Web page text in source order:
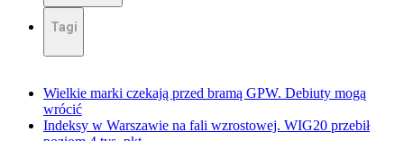
Tagi
Wielkie marki czekają przed bramą GPW. Debiuty mogą
wrócić
Indeksy w Warszawie na fali wzrostowej. WIG20 przebił